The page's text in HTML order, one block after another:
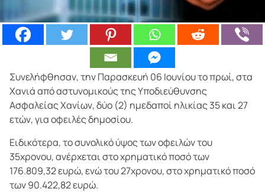
Συνελήφθησαν, την Παρασκευή 06 Ιουνίου το πρωί, στα
Χανιά από αστυνομικούς της Υποδιεύθυνσης
Ασφαλείας Χανίων, δύο (2) ημεδαποί ηλικίας 35 και 27
ετών, για οφειλές δημοσίου.
Ειδικότερα, το συνολικό ύψος των οφειλών του
35χρονου, ανέρχεται στο χρηματικό ποσό των
176.809,32 ευρώ, ενώ του 27χρονου, στο χρηματικό ποσό
των 90.422,82 ευρώ.